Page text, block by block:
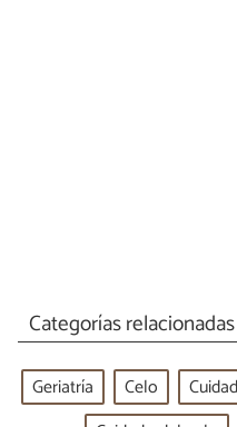
Categorías relacionadas
Geriatría Celo